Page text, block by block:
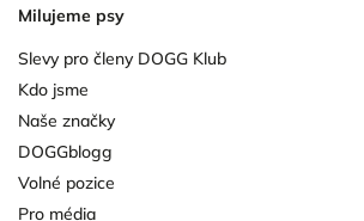
Milujeme psy
Slevy pro členy DOGG Klub
Kdo jsme
Naše značky
DOGGblogg
Volné pozice
Pro média